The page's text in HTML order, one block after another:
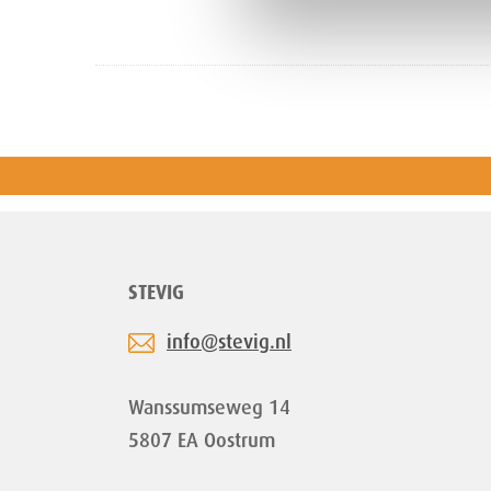
STEVIG
info@stevig.nl
Wanssumseweg 14
5807 EA Oostrum